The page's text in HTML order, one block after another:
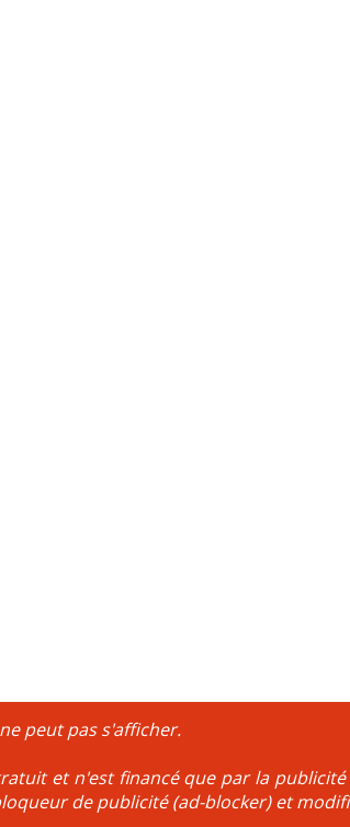
peut pas s'afficher.
et n'est financé que par la
de publicité (ad-blocker) et